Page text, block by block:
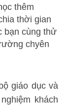
thêm
thời gian
bạn cùng thử
chyên
giáo dục và
khách